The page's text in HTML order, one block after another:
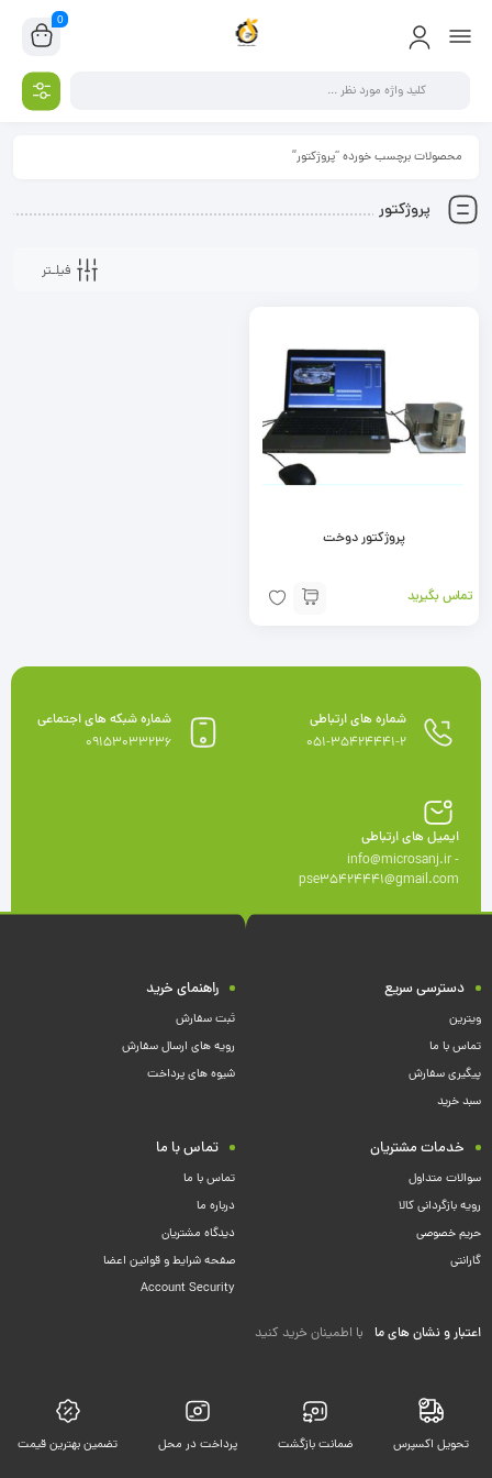
0
محصولات برچسب خورده “پروژکتور”
پروژکتور
فیلـتر
پروژکتور دوخت
تماس بگیرید
شماره های ارتباطی
051-35424441-2
شماره شبکه های اجتماعی
09153033236
ایمیل های ارتباطی
info@microsanj.ir -
pse35424441@gmail.com
دسترسی سریع
ویترین
تماس با ما
پیگیری سفارش
سبد خرید
راهنمای خرید
ثبت سفارش
رویه های ارسال سفارش
شیوه های پرداخت
خدمات مشتریان
سوالات متداول
رویه بازگردانی کالا
حریم خصوصی
گارانتی
تماس با ما
تماس با ما
درباره ما
دیدگاه مشتریان
صفحه شرایط و قوانین اعضا
Account Security
اعتبار و نشان های ما با اطمینان خرید کنید
تحویل اکسپرس ضمانت بازگشت پرداخت در محل تضمین بهترین قیمت